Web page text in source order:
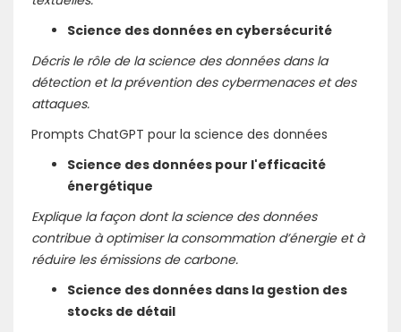
Science des données en cybersécurité
Décris le rôle de la science des données dans la
détection et la prévention des cybermenaces et des
attaques.
Prompts ChatGPT pour la science des données
Science des données pour l'efficacité
énergétique
Explique la façon dont la science des données
contribue à optimiser la consommation d’énergie et à
réduire les émissions de carbone.
Science des données dans la gestion des
stocks de détail